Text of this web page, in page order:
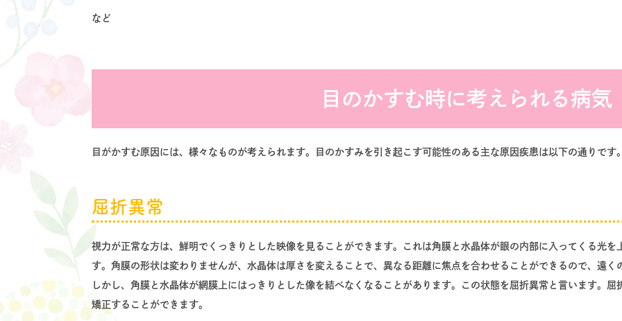
など
目のかすむ時に考えられる病気
目がかすむ原因には、様々なものが考えられます。目のかすみを引き起こす可能性のある主な原因疾患は以下の通りです
屈折異常
視力が正常な方は、鮮明でくっきりとした映像を見ることができます。これは角膜と水晶体が眼の内部に入ってくる光
す。角膜の形状は変わりませんが、水晶体は厚さを変えることで、異なる距離に焦点を合わせることができるので、遠
しかし、角膜と水晶体が網膜上にはっきりとした像を結べなくなることがあります。この状態を屈折異常と言います。
矯正することができます。